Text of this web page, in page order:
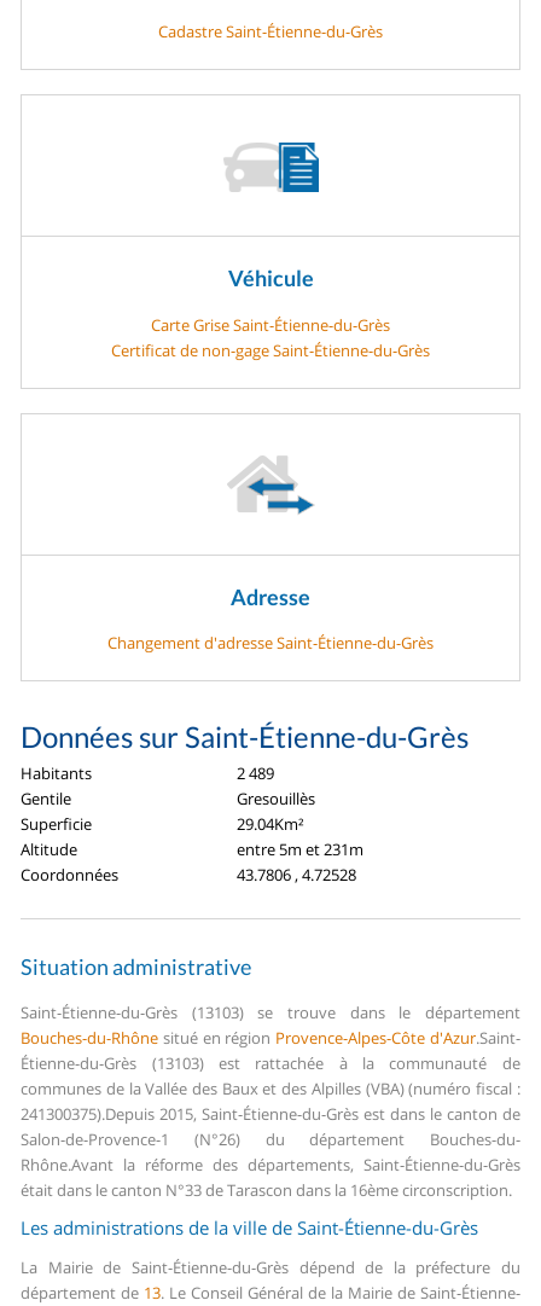
Cadastre Saint-Étienne-du-Grès
Véhicule
Carte Grise Saint-Étienne-du-Grès
Certificat de non-gage Saint-Étienne-du-Grès
Adresse
Changement d'adresse Saint-Étienne-du-Grès
Données sur Saint-Étienne-du-Grès
Habitants
2 489
Gentile
Gresouillès
Superficie
29.04Km²
Altitude
entre 5m et 231m
Coordonnées
43.7806 , 4.72528
Situation administrative
Saint-Étienne-du-Grès (13103) se trouve dans le département
Bouches-du-Rhône situé en région Provence-Alpes-Côte d'Azur.Saint-
Étienne-du-Grès (13103) est rattachée à la communauté de
communes de la Vallée des Baux et des Alpilles (VBA) (numéro fiscal :
241300375).Depuis 2015, Saint-Étienne-du-Grès est dans le canton de
Salon-de-Provence-1 (N°26) du département Bouches-du-
Rhône.Avant la réforme des départements, Saint-Étienne-du-Grès
était dans le canton N°33 de Tarascon dans la 16ème circonscription.
Les administrations de la ville de Saint-Étienne-du-Grès
La Mairie de Saint-Étienne-du-Grès dépend de la préfecture du
département de 13. Le Conseil Général de la Mairie de Saint-Étienne-